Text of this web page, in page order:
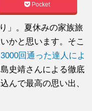
Pocket
」。夏休みの家族旅
かと思います。そこ
回通った達人によ
史靖さんによる徹底
んで最高の思い出、